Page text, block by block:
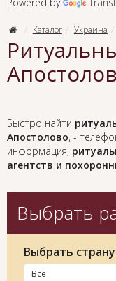
Powered by
Каталог Украина
Быстро найти
Апостолово, -
информация,
агентств и
Выбрать
Выбрать
Все